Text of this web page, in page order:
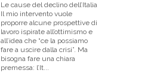
Le cause del declino dell’Italia
Il mio intervento vuole
proporre alcune prospettive di
lavoro ispirate all’ottimismo e
all’idea che “ce la possiamo
fare a uscire dalla crisi”. Ma
bisogna fare una chiara
premessa: l’It...